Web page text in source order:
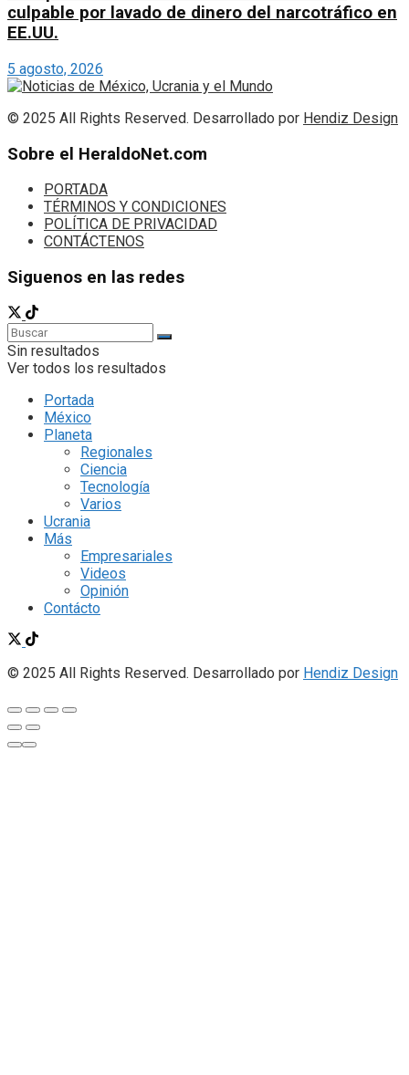
culpable por lavado de dinero del narcotráfico en
EE.UU.
5 agosto, 2026
© 2025 All Rights Reserved. Desarrollado por Hendiz Design
Sobre el HeraldoNet.com
PORTADA
TÉRMINOS Y CONDICIONES
POLÍTICA DE PRIVACIDAD
CONTÁCTENOS
Siguenos en las redes
Sin resultados
Ver todos los resultados
Portada
México
Planeta
Regionales
Ciencia
Tecnología
Varios
Ucrania
Más
Empresariales
Videos
Opinión
Contácto
© 2025 All Rights Reserved. Desarrollado por Hendiz Design